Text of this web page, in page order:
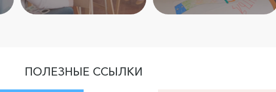
ПОЛЕЗНЫЕ ССЫЛКИ